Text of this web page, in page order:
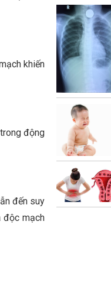
khiến
động
đến suy
độc mạch